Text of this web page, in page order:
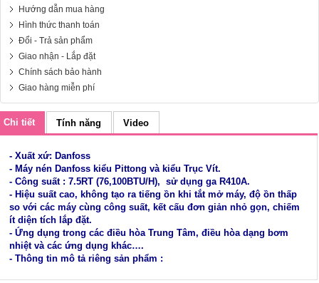
Hướng dẫn mua hàng
Hình thức thanh toán
Đổi - Trả sản phẩm
Giao nhận - Lắp đặt
Chính sách bảo hành
Giao hàng miễn phí
Chi tiết Tính năng Video
- Xuất xứ: Danfoss
- Máy nén Danfoss kiểu Pittong và kiểu Trục Vít.
- Công suất : 7.5RT (76,100BTU/H), sử dụng ga R410A.
- Hiệu suất cao, không tạo ra tiếng ồn khi tắt mở máy, độ ồn thấp
so với các máy cùng công suất, kết cấu đơn giản nhỏ gọn, chiếm
ít diện tích lắp đặt.
- Ứng dụng trong các điều hòa Trung Tâm, điều hòa dạng bơm
nhiệt và các ứng dụng khác….
- Thông tin mô tả riêng sản phẩm :